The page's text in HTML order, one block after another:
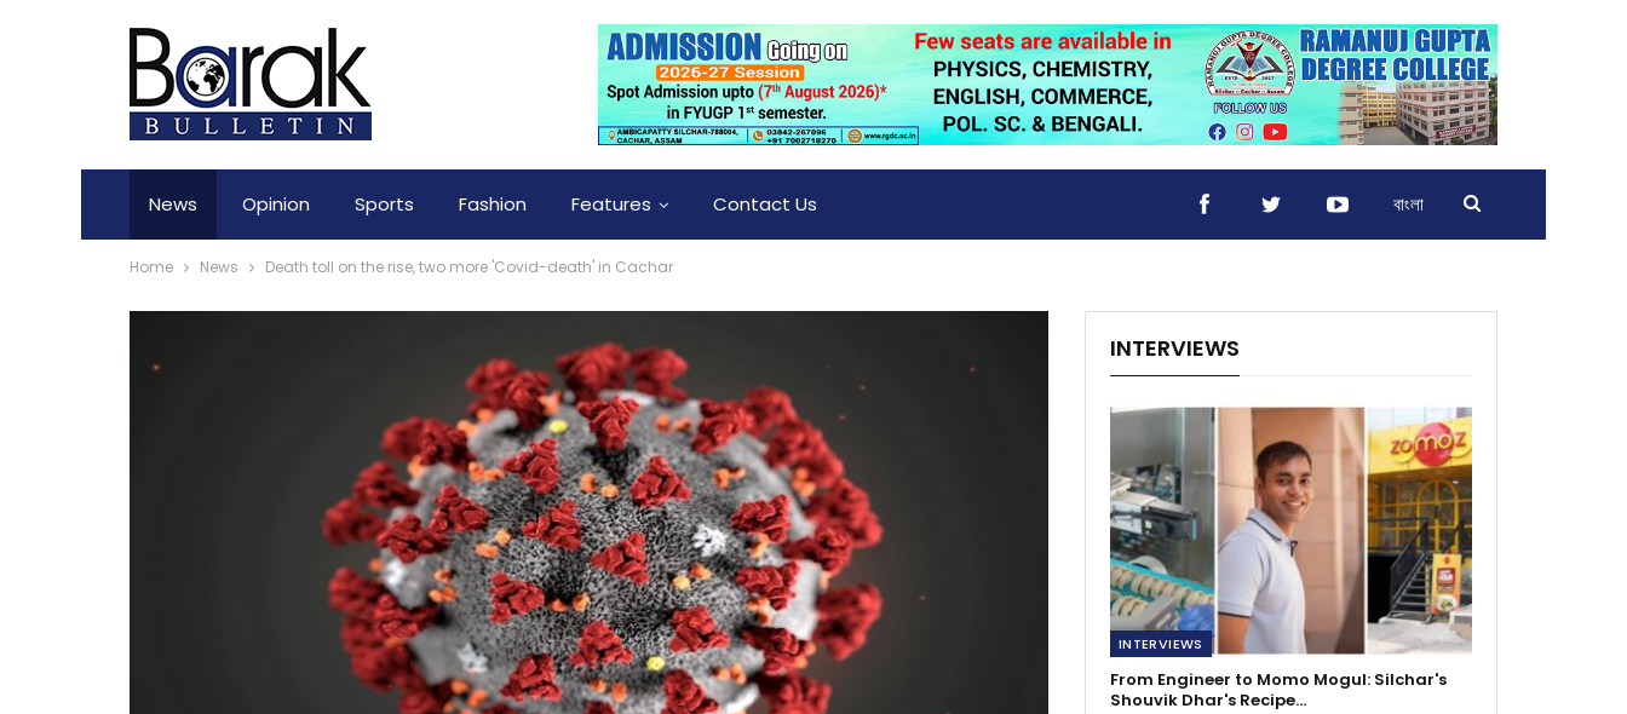
News Opinion Sports Fashion Features Contact Us বাংলা
Home News Death toll on the rise, two more 'Covid-death' in Cachar
INTERVIEWS
INTERVIEWS
From Engineer to Momo Mogul: Silchar's
Shouvik Dhar's Recipe…